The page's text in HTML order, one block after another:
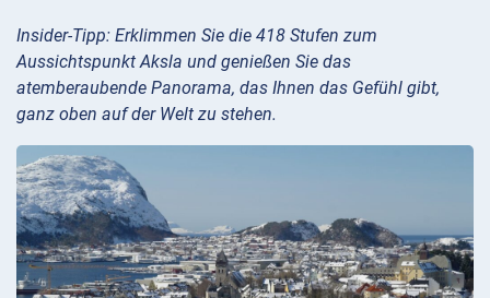
Insider-Tipp: Erklimmen Sie die 418 Stufen zum
Aussichtspunkt Aksla und genießen Sie das
atemberaubende Panorama, das Ihnen das Gefühl gibt,
ganz oben auf der Welt zu stehen.